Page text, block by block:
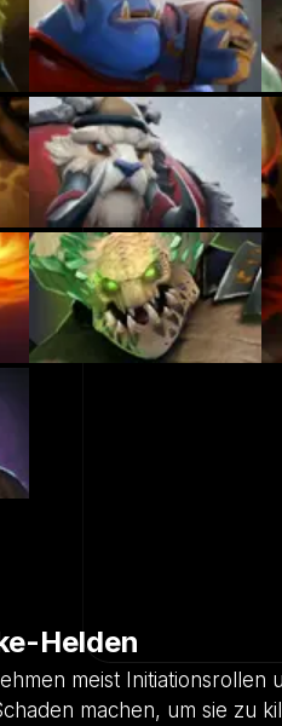
Helden
meist Initiationsrollen
machen, um sie zu